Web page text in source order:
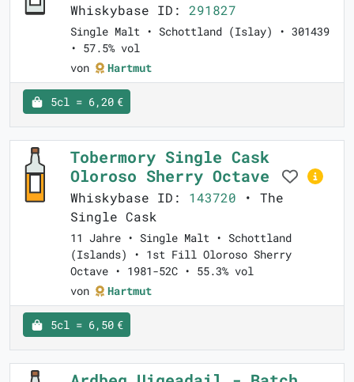
Whiskybase ID: 291827
Single Malt • Schottland (Islay) • 301439
• 57.5% vol
von
Hartmut
5cl = 6,20 €
Tobermory Single Cask
Oloroso Sherry Octave
Whiskybase ID: 143720 • The
Single Cask
11 Jahre • Single Malt • Schottland
(Islands) • 1st Fill Oloroso Sherry
Octave • 1981-52C • 55.3% vol
von
Hartmut
5cl = 6,50 €